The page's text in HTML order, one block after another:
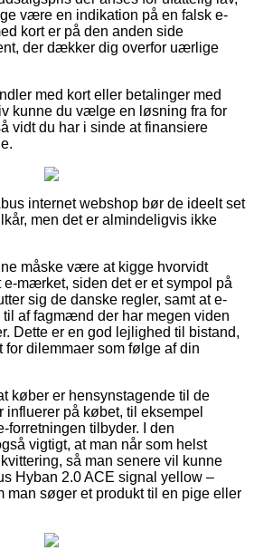
være en indikation på en falsk e-
kort er på den anden side
der dækker dig overfor uærlige
med kort eller betalinger med
kunne du vælge en løsning fra for
vidt du har i sinde at finansiere
internet webshop bør de ideelt set
men det er almindeligvis ikke
måske være at kigge hvorvidt
e-mærket, siden det er et sympol på
sig de danske regler, samt at e-
af fagmænd der har megen viden
Dette er en god lejlighed til bistand,
for dilemmaer som følge af din
køber er hensynstagende til de
på købet, til eksempel
forretningen tilbyder. I den
vigtigt, at man når som helst
så man senere vil kunne
Hyban 2.0 ACE signal yellow –
man søger et produkt til en pige eller